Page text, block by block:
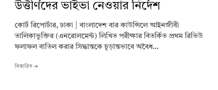
উত্তীর্ণদের ভাইভা নেওয়ার নির্দেশ
কোর্ট রিপোর্টার, ঢাকা | বাংলাদেশ বার কাউন্সিলে আইনজীবী
তালিকাভুক্তির (এনরোলমেন্ট) লিখিত পরীক্ষার বিতর্কিত প্রথম রিভিউ
ফলাফল বাতিল করার সিদ্ধান্তকে চূড়ান্তভাবে অবৈধ...
বিস্তারিত ➔